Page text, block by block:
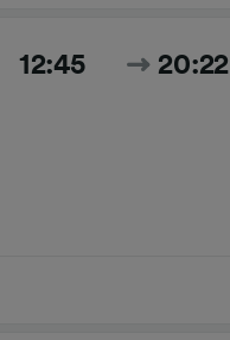
12:45 20:22